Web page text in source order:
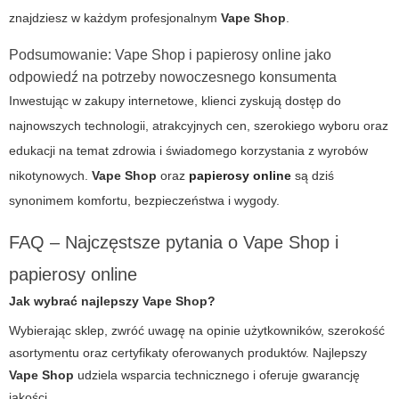
znajdziesz w każdym profesjonalnym Vape Shop
Podsumowanie: Vape Shop i papierosy online jako
odpowiedź na potrzeby nowoczesnego konsumenta
Inwestując w zakupy internetowe, klienci zyskują dostęp do
najnowszych technologii, atrakcyjnych cen, szerokiego wyboru oraz
edukacji na temat zdrowia i świadomego korzystania z wyrobów
nikotynowych. Vape Shop oraz papierosy online są dziś
synonimem komfortu, bezpieczeństwa i wygody.
FAQ – Najczęstsze pytania o Vape Shop i
papierosy online
Jak wybrać najlepszy Vape Shop?
Wybierając sklep, zwróć uwagę na opinie użytkowników, szerokość
asortymentu oraz certyfikaty oferowanych produktów. Najlepszy
Vape Shop udziela wsparcia technicznego i oferuje gwarancję